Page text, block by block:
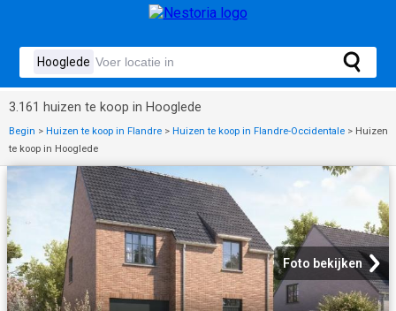
3.161 huizen te koop in Hooglede
Begin > Huizen te koop in Flandre > Huizen te koop in Flandre-Occidentale > Huizen
te koop in Hooglede
Foto bekijken